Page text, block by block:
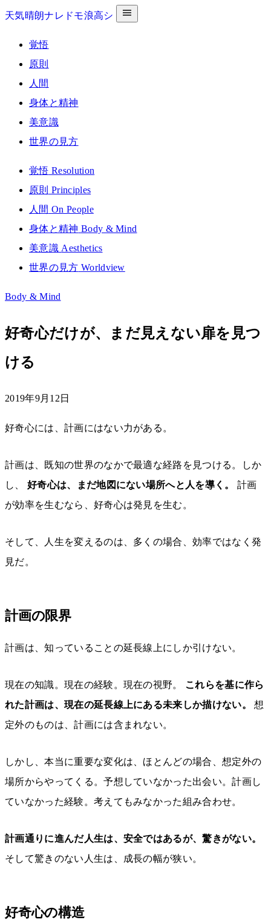
天気晴朗ナレドモ浪高シ
覚悟
原則
人間
身体と精神
美意識
世界の見方
覚悟 Resolution
原則 Principles
人間 On People
身体と精神 Body & Mind
美意識 Aesthetics
世界の見方 Worldview
Body & Mind
好奇心だけが、まだ見えない扉を見つ
ける
2019年9月12日
好奇心には、計画にはない力がある。
計画は、既知の世界のなかで最適な経路を見つける。しか
し、 好奇心は、まだ地図にない場所へと人を導く。
計画
が効率を生むなら、好奇心は発見を生む。
そして、人生を変えるのは、多くの場合、効率ではなく発
見だ。
計画の限界
計画は、知っていることの延長線上にしか引けない。
現在の知識。現在の経験。現在の視野。 これらを基に作ら
れた計画は、現在の延長線上にある未来しか描けない。
想
定外のものは、計画には含まれない。
しかし、本当に重要な変化は、ほとんどの場合、想定外の
場所からやってくる。予想していなかった出会い。計画し
ていなかった経験。考えてもみなかった組み合わせ。
計画通りに進んだ人生は、安全ではあるが、驚きがない。
そして驚きのない人生は、成長の幅が狭い。
好奇心の構造